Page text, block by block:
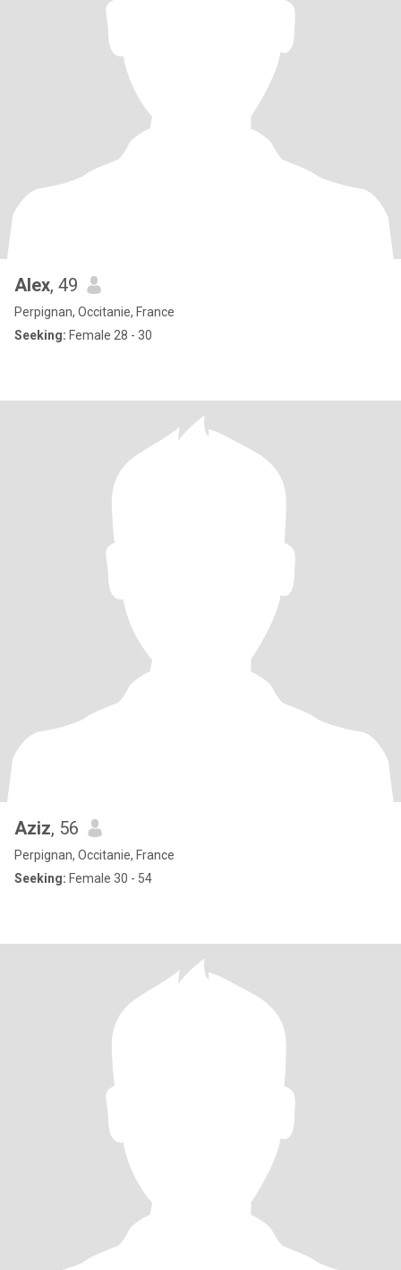
Alex, 49
Perpignan, Occitanie, France
Seeking: Female 28 - 30
Aziz, 56
Perpignan, Occitanie, France
Seeking: Female 30 - 54